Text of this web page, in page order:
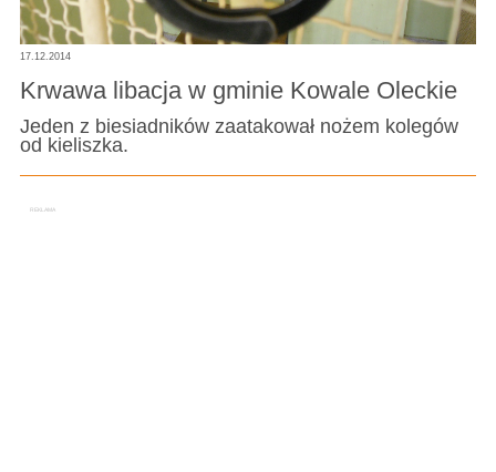
17.12.2014
Krwawa libacja w gminie Kowale Oleckie
Jeden z biesiadników zaatakował nożem kolegów
od kieliszka.